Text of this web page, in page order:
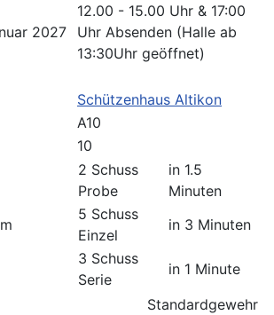
2027
12.00 - 15.00 Uhr & 17:00
Uhr Absenden (Halle ab
13:30Uhr geöffnet)
Schützenhaus Altikon
A10
10
2 Schuss
Probe
in 1.5
Minuten
5 Schuss
Einzel
in 3 Minuten
3 Schuss
Serie
in 1 Minute
Standardgewehr